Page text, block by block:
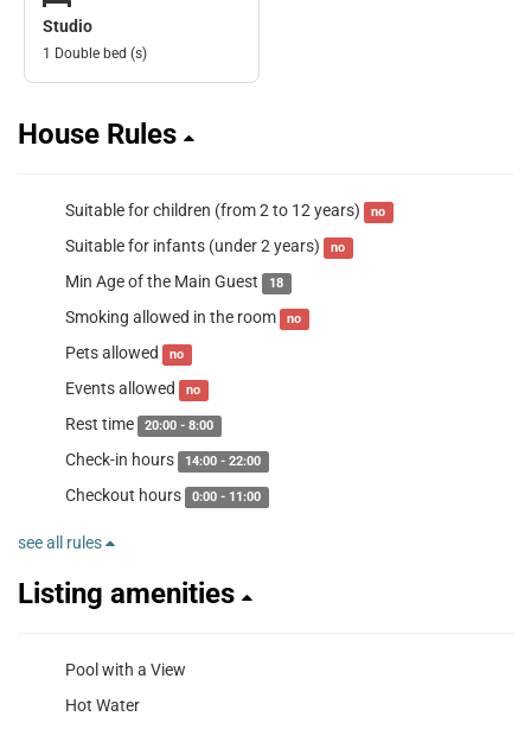
Studio
1 Double bed (s)
House Rules
Suitable for children (from 2 to 12 years) no
Suitable for infants (under 2 years) no
Min Age of the Main Guest 18
Smoking allowed in the room no
Pets allowed no
Events allowed no
Rest time 20:00 - 8:00
Check-in hours 14:00 - 22:00
Checkout hours 0:00 - 11:00
see all rules
Listing amenities
Pool with a View
Hot Water